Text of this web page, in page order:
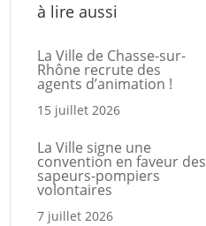
à lire aussi
La Ville de Chasse-sur-
Rhône recrute des
agents d’animation !
15 juillet 2026
La Ville signe une
convention en faveur des
sapeurs-pompiers
volontaires
7 juillet 2026